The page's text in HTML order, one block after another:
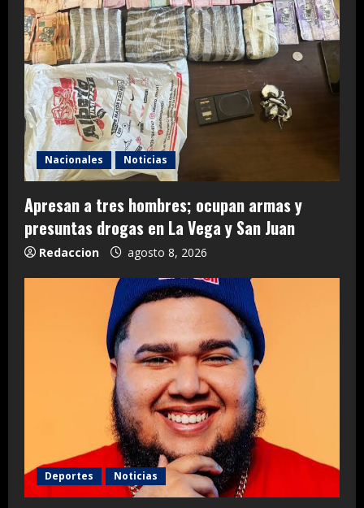
Nacionales Noticias
Apresan a tres hombres; ocupan armas y
presuntas drogas en La Vega y San Juan
Redaccion agosto 8, 2026
Deportes Noticias